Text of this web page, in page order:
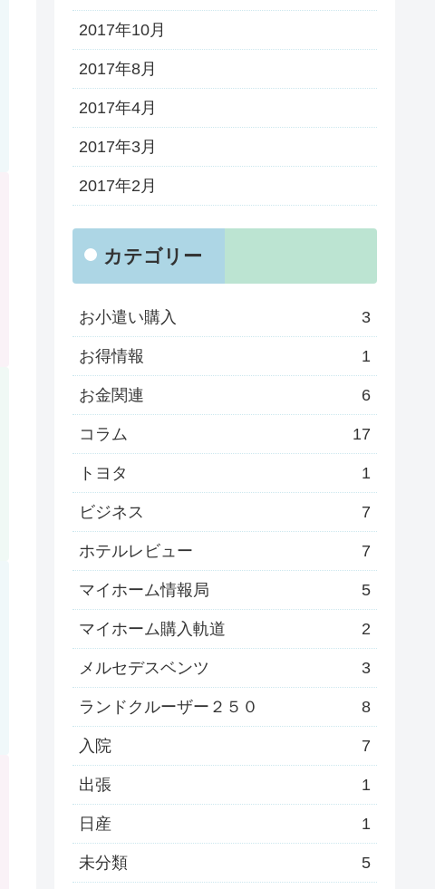
2017年10月
2017年8月
2017年4月
2017年3月
2017年2月
カテゴリー
お小遣い購入 3
お得情報 1
お金関連 6
コラム 17
トヨタ 1
ビジネス 7
ホテルレビュー 7
マイホーム情報局 5
マイホーム購入軌道 2
メルセデスベンツ 3
ランドクルーザー２５０ 8
入院 7
出張 1
日産 1
未分類 5